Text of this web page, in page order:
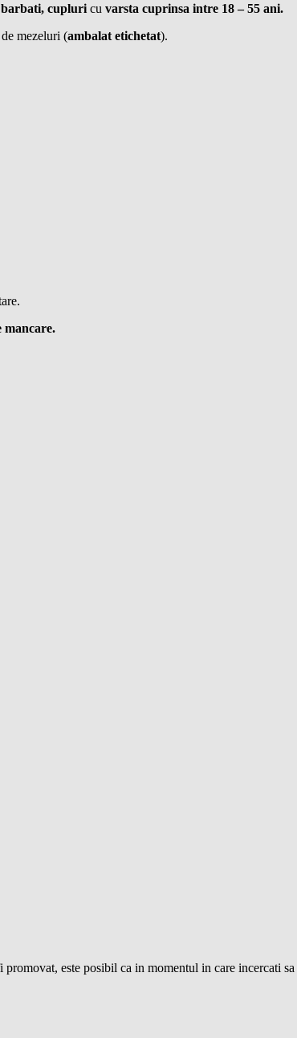
barbati, cupluri cu varsta cuprinsa intre 18 – 55 ani.
mezeluri (ambalat etichetat).
mancare.
este posibil ca in momentul in care incercati